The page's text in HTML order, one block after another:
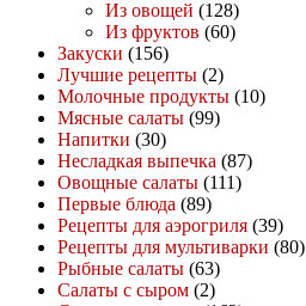
Из овощей (128)
Из фруктов (60)
Закуски (156)
Лучшие рецепты (2)
Молочные продукты (10)
Мясные салаты (99)
Напитки (30)
Несладкая выпечка (87)
Овощные салаты (111)
Первые блюда (89)
Рецепты для аэрогриля (39)
Рецепты для мультиварки (80)
Рыбные салаты (63)
Салаты с сыром (2)